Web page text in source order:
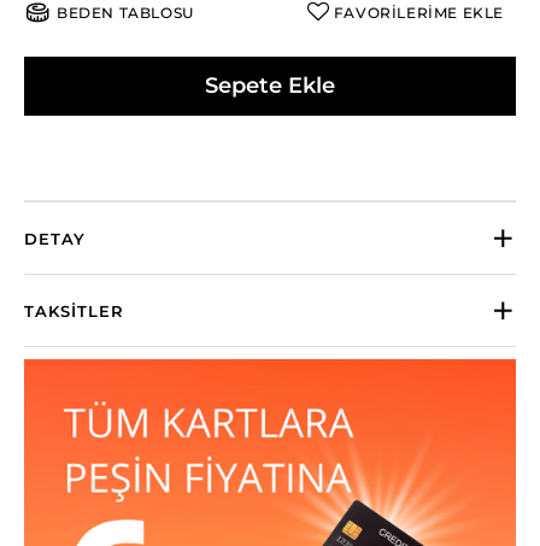
BEDEN TABLOSU FAVORİLERİME EKLE
Sepete Ekle
DETAY
TAKSITLER